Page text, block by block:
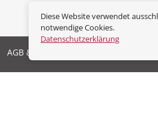
AGB & Widerrufsrecht
Diese Website verwendet
notwendige Cookies.
Datenschutzerklärung